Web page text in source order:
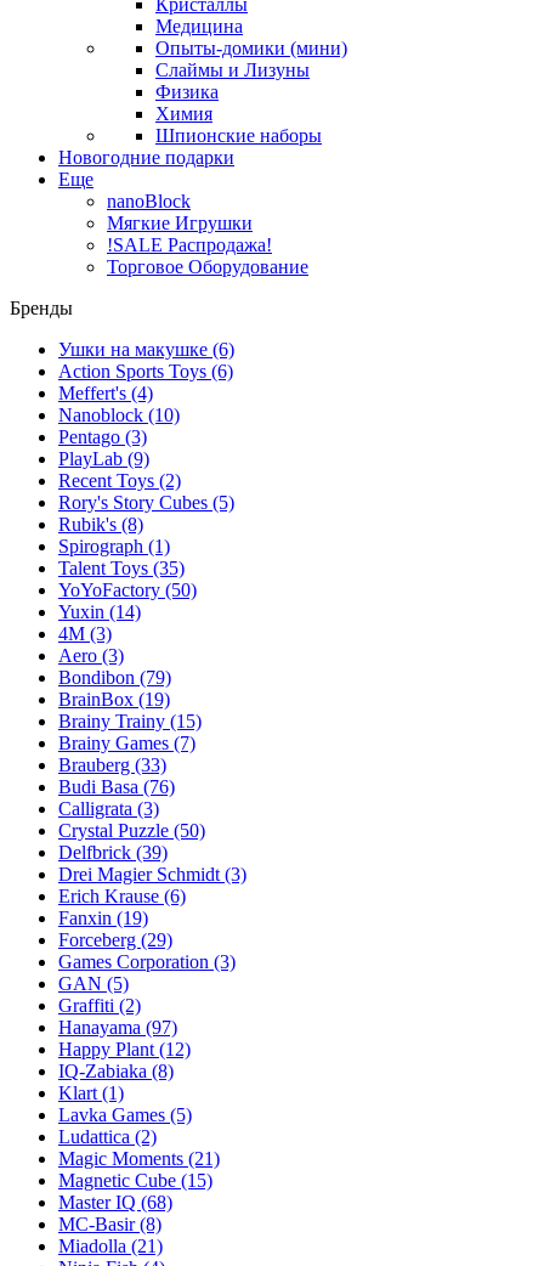
Кристаллы
Медицина
Опыты-домики (мини)
Слаймы и Лизуны
Физика
Химия
Шпионские наборы
Новогодние подарки
Еще
nanoBlock
Мягкие Игрушки
!SALE Распродажа!
Торговое Оборудование
Бренды
Ушки на макушке (6)
Action Sports Toys (6)
Meffert's (4)
Nanoblock (10)
Pentago (3)
PlayLab (9)
Recent Toys (2)
Rory's Story Cubes (5)
Rubik's (8)
Spirograph (1)
Talent Toys (35)
YoYoFactory (50)
Yuxin (14)
4M (3)
Aero (3)
Bondibon (79)
BrainBox (19)
Brainy Trainy (15)
Brainy Games (7)
Brauberg (33)
Budi Basa (76)
Calligrata (3)
Crystal Puzzle (50)
Delfbrick (39)
Drei Magier Schmidt (3)
Erich Krause (6)
Fanxin (19)
Forceberg (29)
Games Corporation (3)
GAN (5)
Graffiti (2)
Hanayama (97)
Happy Plant (12)
IQ-Zabiaka (8)
Klart (1)
Lavka Games (5)
Ludattica (2)
Magic Moments (21)
Magnetic Cube (15)
Master IQ (68)
MC-Basir(8)
Miadolla (21)